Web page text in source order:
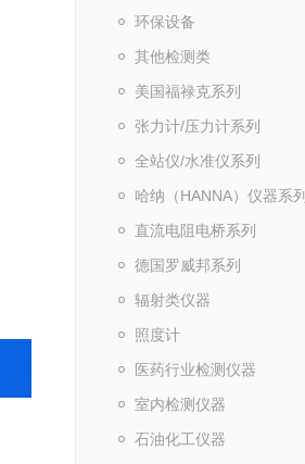
环保设备
其他检测类
美国福禄克系列
张力计/压力计系列
全站仪/水准仪系列
哈纳（HANNA）仪器系列
直流电阻电桥系列
德国罗威邦系列
辐射类仪器
照度计
医药行业检测仪器
室内检测仪器
石油化工仪器